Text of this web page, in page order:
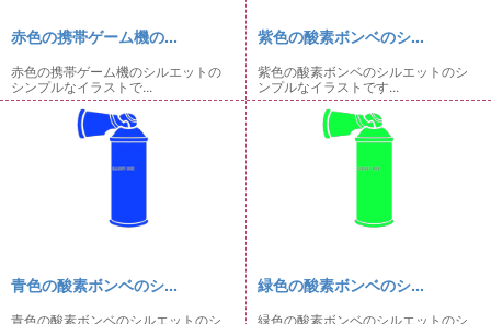
赤色の携帯ゲーム機の...
赤色の携帯ゲーム機のシルエットの
シンプルなイラストで...
紫色の酸素ボンベのシ...
紫色の酸素ボンベのシルエットのシ
ンプルなイラストです...
青色の酸素ボンベのシ...
青色の酸素ボンベのシルエットのシ
緑色の酸素ボンベのシ...
緑色の酸素ボンベのシルエットのシ